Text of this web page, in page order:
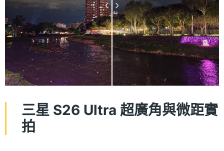
三星 S26 Ultra 超廣角與微距實
拍